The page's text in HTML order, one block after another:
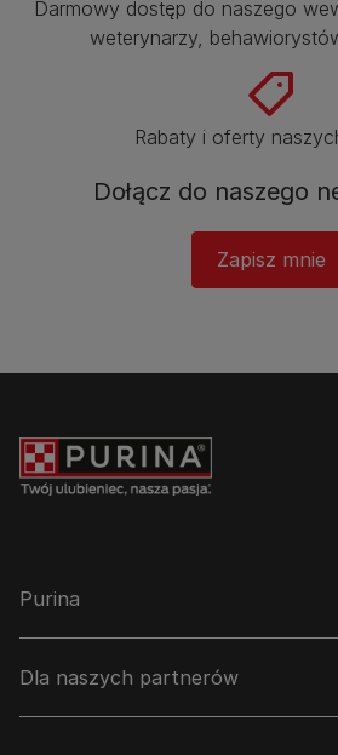
Darmowy dostęp do naszego
weterynarzy,
Rabaty i oferty
Dołącz do naszego
Zapisz mnie
Purina
Dla naszych partnerów